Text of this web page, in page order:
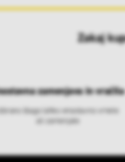
Zakaj
zamenjava in vračila
Izbrano blago lahko ensotavno vrnete
ali zamenjate